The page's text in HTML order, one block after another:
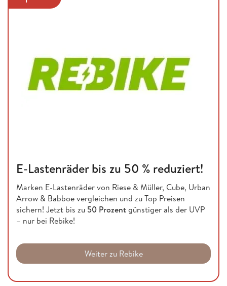
E-Lastenräder bis zu 50 % reduziert!
Marken E-Lastenräder von Riese & Müller, Cube, Urban
Arrow & Babboe vergleichen und zu Top Preisen
sichern! Jetzt bis zu 50 Prozentgünstiger als der UVP
– nur bei Rebike!
Weiter zu Rebike